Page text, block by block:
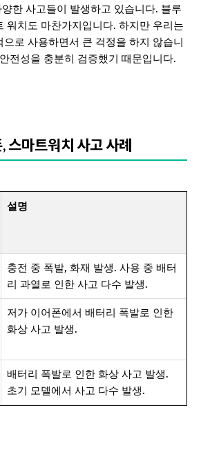
한 사고들이 발생하고 있습니다. 블루
워치도 마찬가지입니다. 하지만 우리는
로 사용하면서 큰 걱정을 하지 않습니
전성을 충분히 검증했기 때문입니다.
스마트워치 사고 사례
설명
충전 중 폭발, 화재 발생. 사용 중 배터
리 과열로 인한 사고 다수 발생.
저가 이어폰에서 배터리 폭발로 인한
화상 사고 발생.
배터리 폭발로 인한 화상 사고 발생.
초기 모델에서 사고 다수 발생.